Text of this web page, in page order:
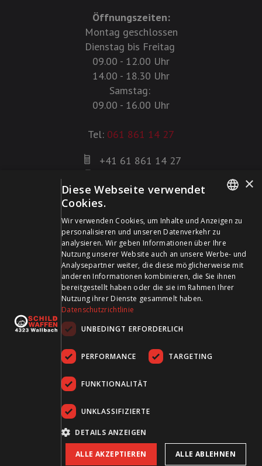
Öffnungszeiten:
Montag geschlossen
Dienstag bis Freitag
09.00 - 12.00 Uhr
14.00 - 18.30 Uhr
Samstag:
09.00 - 16.00 Uhr
Tel: 061 861 14 27
+41 61 861 14 27
info@schildwaffen.ch
Zahlungsmittel
Besuchen Sie uns in den Sozialen Medien und bleiben Sie
auf dem Laufenden!
FRENCH
×
Diese Webseite verwendet
Cookies.
Wir verwenden Cookies, um Inhalte und Anzeigen zu
personalisieren und unseren Datenverkehr zu
analysieren. Wir geben Informationen über Ihre
Nutzung unserer Website auch an unsere Werbe- und
Analysepartner weiter, die diese möglicherweise mit
anderen Informationen kombinieren, die Sie ihnen
bereitgestellt haben oder die sie im Rahmen Ihrer
Nutzung ihrer Dienste gesammelt haben.
Datenschutzrichtlinie
UNBEDINGT ERFORDERLICH
PERFORMANCE TARGETING
FUNKTIONALITÄT
UNKLASSIFIZIERTE
DETAILS ANZEIGEN
ALLE AKZEPTIEREN ALLE ABLEHNEN